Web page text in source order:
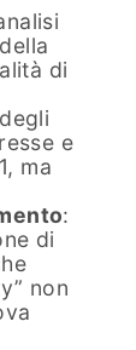
di
e
ma
:
di
non